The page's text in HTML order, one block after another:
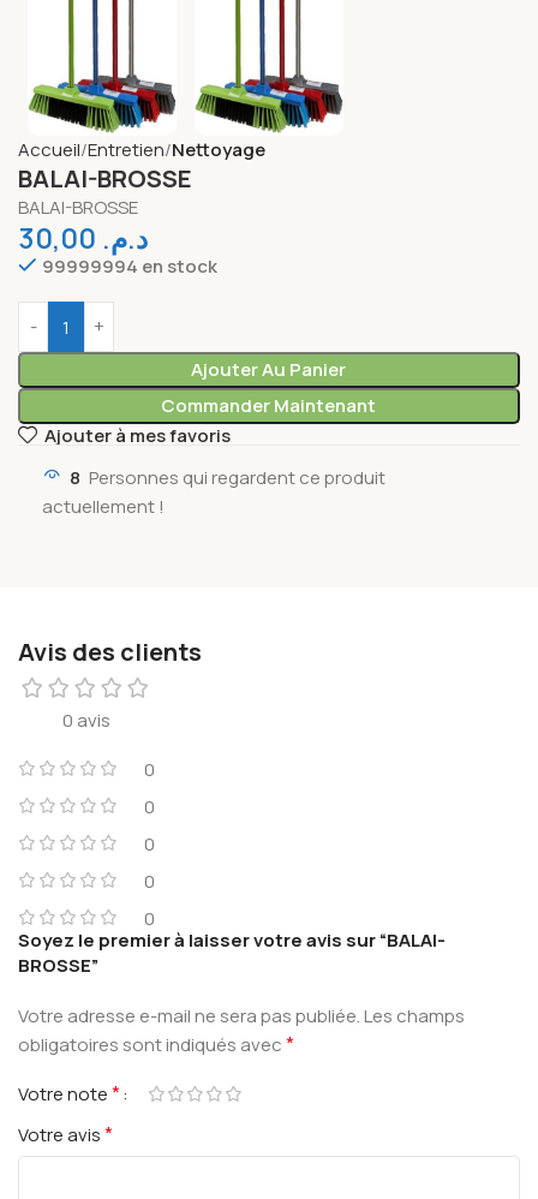
Accueil Entretien Nettoyage
BALAI-BROSSE
BALAI-BROSSE
د.م.
99999994 en stock
Ajouter Au Panier
Commander Maintenant
Ajouter à mes favoris
8 Personnes qui regardent ce produit
actuellement !
Avis des clients
0 avis
0
0
0
0
0
Soyez le premier à laisser votre avis sur “BALAI-
BROSSE”
Votre adresse e-mail ne sera pas publiée.Les champs
obligatoires sont indiqués avec*
Votre note*
Votre avis*